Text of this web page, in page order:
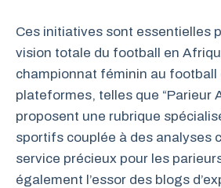
Ces initiatives sont essentielles
vision totale du football en
championnat féminin au football
plateformes, telles que “Parieur
proposent une rubrique
sportifs couplée à des analyses
service précieux pour les
également l’essor des blogs